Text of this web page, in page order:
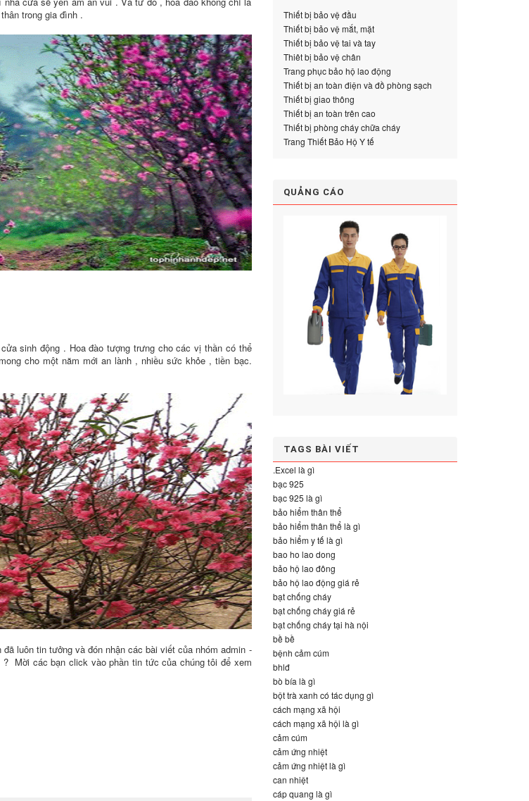
trong gia đình .
sinh động . Hoa đào tượng trưng cho các vị thần có thể
cho một năm mới an lành , nhiều sức khỏe , tiền bạc.
luôn tin tưởng và đón nhận các bài viết của nhóm admin -
? Mời các bạn click vào phần tin tức của chúng tôi để xem
Thiết bị bảo vệ đầu
Thiết bị bảo vệ mắt, mặt
Thiết bị bảo vệ tai và tay
Thiêt bị bảo vệ chân
Trang phục bảo hộ lao động
Thiết bị an toàn điện và đồ phòng sạch
Thiết bị giao thông
Thiết bị an toàn trên cao
Thiết bị phòng cháy chữa cháy
Trang Thiết Bảo Hộ Y tế
QUẢNG CÁO
TAGS BÀI VIẾT
.Excel là gì
bạc 925
bạc 925 là gì
bảo hiểm thân thể
bảo hiểm thân thể là gì
bảo hiểm y tế là gì
bao ho lao dong
bảo hộ lao đông
bảo hộ lao động giá rẻ
bạt chống cháy
bạt chống cháy giá rẻ
bạt chống cháy tại hà nội
bề bề
bệnh cảm cúm
bhlđ
bò bía là gì
bột trà xanh có tác dụng gì
cách mạng xã hội
cách mạng xã hội là gì
cảm cúm
cảm ứng nhiệt
cảm ứng nhiệt là gì
can nhiệt
cáp quang là gì